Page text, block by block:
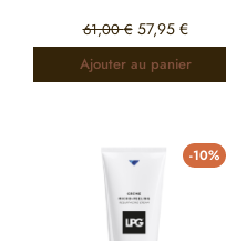
61,00€ 57,95 €
Ajouter au panier
-10%